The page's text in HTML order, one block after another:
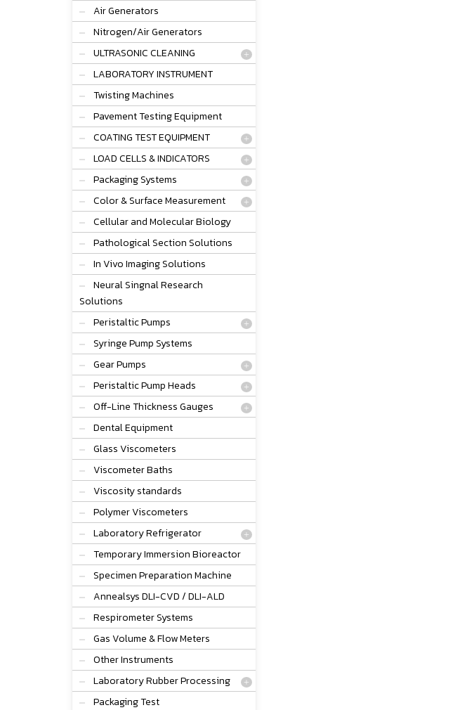
Air Generators
Nitrogen/Air Generators
ULTRASONIC CLEANING
LABORATORY INSTRUMENT
Twisting Machines
Pavement Testing Equipment
COATING TEST EQUIPMENT
LOAD CELLS & INDICATORS
Packaging Systems
Color & Surface Measurement
Cellular and Molecular Biology
Pathological Section Solutions
In Vivo Imaging Solutions
Neural Singnal Research
Solutions
Peristaltic Pumps
Syringe Pump Systems
Gear Pumps
Peristaltic Pump Heads
Off-Line Thickness Gauges
Dental Equipment
Glass Viscometers
Viscometer Baths
Viscosity standards
Polymer Viscometers
Laboratory Refrigerator
Temporary Immersion Bioreactor
Specimen Preparation Machine
Annealsys DLI-CVD / DLI-ALD
Respirometer Systems
Gas Volume & Flow Meters
Other Instruments
Laboratory Rubber Processing
Packaging Test